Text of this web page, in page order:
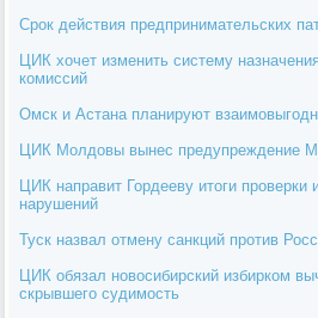
Срок действия предпринимательских
ЦИК хочет изменить систему
комиссий
Омск и Астана планируют
ЦИК Молдовы вынес предупреждение
ЦИК направит Гордееву итоги
нарушений
Туск назвал отмену санкций против
ЦИК обязал новосибирский избирком
скрывшего судимость